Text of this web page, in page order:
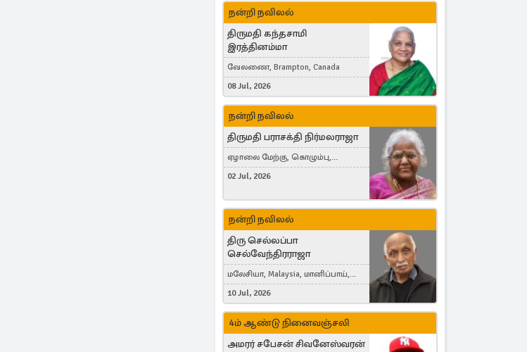
நன்றி நவிலல்
திருமதி கந்தசாமி
இரத்தினம்மா
வேலணை, Brampton, Canada
08 Jul, 2026
நன்றி நவிலல்
திருமதி பராசக்தி நிர்மலராஜா
ஏழாலை மேற்கு, கொழும்பு,
தங்காலை, London, United Kingdom
02 Jul, 2026
நன்றி நவிலல்
திரு செல்லப்பா
செல்வேந்திரராஜா
மலேசியா, Malaysia, மானிப்பாய்,
Duisburg, Germany, London, United
Kingdom
10 Jul, 2026
4ம் ஆண்டு நினைவஞ்சலி
அமரர் சபேசன் சிவனேஸ்வரன்